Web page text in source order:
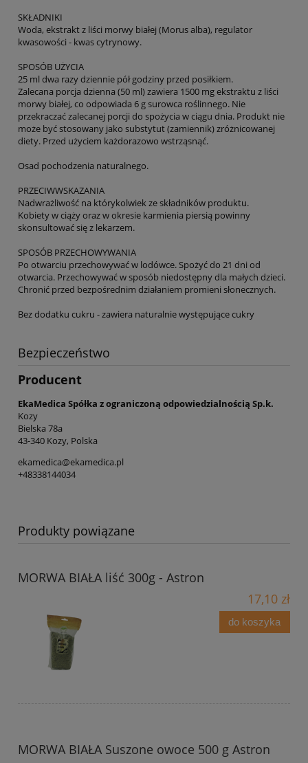
SKŁADNIKI
Woda, ekstrakt z liści morwy białej (Morus alba), regulator
kwasowości - kwas cytrynowy.
SPOSÓB UŻYCIA
25 ml dwa razy dziennie pół godziny przed posiłkiem.
Zalecana porcja dzienna (50 ml) zawiera 1500 mg ekstraktu z liści
morwy białej, co odpowiada 6 g surowca roślinnego. Nie
przekraczać zalecanej porcji do spożycia w ciągu dnia. Produkt nie
może być stosowany jako substytut (zamiennik) zróżnicowanej
diety. Przed użyciem każdorazowo wstrząsnąć.
Osad pochodzenia naturalnego.
PRZECIWWSKAZANIA
Nadwrażliwość na którykolwiek ze składników produktu.
Kobiety w ciąży oraz w okresie karmienia piersią powinny
skonsultować się z lekarzem.
SPOSÓB PRZECHOWYWANIA
Po otwarciu przechowywać w lodówce. Spożyć do 21 dni od
otwarcia. Przechowywać w sposób niedostępny dla małych dzieci.
Chronić przed bezpośrednim działaniem promieni słonecznych.
Bez dodatku cukru - zawiera naturalnie występujące cukry
Bezpieczeństwo
Producent
EkaMedica Spółka z ograniczoną odpowiedzialnością Sp.k.
Kozy
Bielska 78a
43-340 Kozy, Polska
ekamedica@ekamedica.pl
+48338144034
Produkty powiązane
MORWA BIAŁA liść 300g - Astron
17,10 zł
do koszyka
MORWA BIAŁA Suszone owoce 500 g Astron